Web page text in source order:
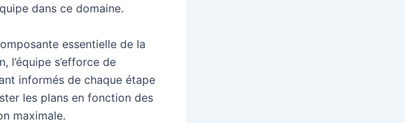
dans ce domaine.
essentielle de la
l’équipe s’efforce de
informés de chaque étape
les plans en fonction des
maximale.